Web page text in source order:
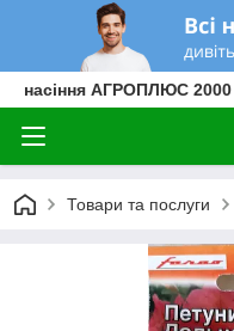
насіння АГРОПЛЮС
Товари та послуги